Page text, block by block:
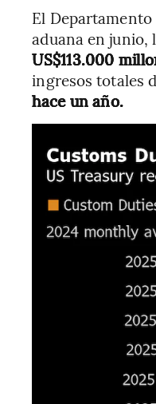
El
aduana en junio,
US$113.000
ingresos totales
hace un año.